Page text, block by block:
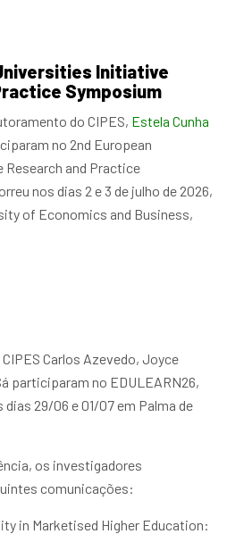
Initiative
Symposium
do CIPES, Estela Cunha
no 2nd European
and Practice
nos dias 2 e 3 de julho de 2026,
of Economics and Business,
Carlos Azevedo, Joyce
participaram no EDULEARN26,
29/06 e 01/07 em Palma de
os investigadores
comunicações:
in Marketised Higher Education: